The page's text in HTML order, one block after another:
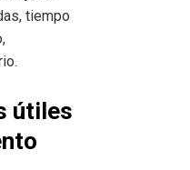
tiempo
útiles